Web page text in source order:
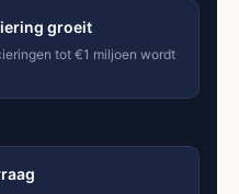
groeit
tot €1 miljoen wordt